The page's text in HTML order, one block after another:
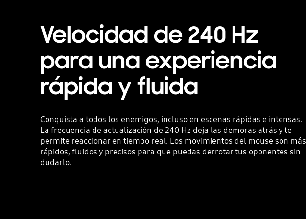
Velocidad de 240 Hz
para una experiencia
rápida y fluida
Conquista a todos los enemigos, incluso en escenas rápidas e intensas.
La frecuencia de actualización de 240 Hz deja las demoras atrás y te
permite reaccionar en tiempo real. Los movimientos del mouse son más
rápidos, fluidos y precisos para que puedas derrotar tus oponentes sin
dudarlo.